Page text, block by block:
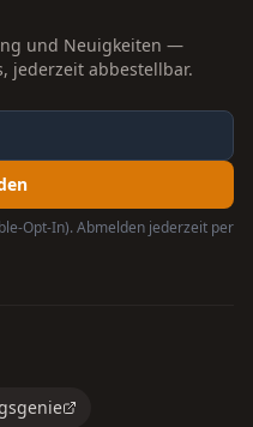
und Neuigkeiten —
jederzeit abbestellbar.
Opt-In). Abmelden jederzeit per